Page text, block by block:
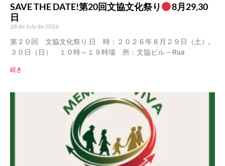
SAVE THE DATE!第20回文協文化祭り
8月29,30
日
28 de July de 2026
第２０回 文協文化祭り 日 時：２０２６年８月２９日（土）,
３０日（日） １０時～１９時場 所：文協ビル – Rua
続き